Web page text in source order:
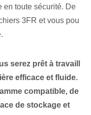
en toute sécurité. De
3FR et vous pou
serez prêt à travaill
efficace et fluide.
compatible, de
de stockage et